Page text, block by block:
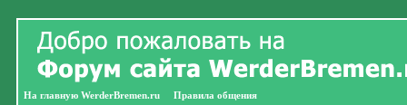
На главную WerderBremen.ru Правила общения